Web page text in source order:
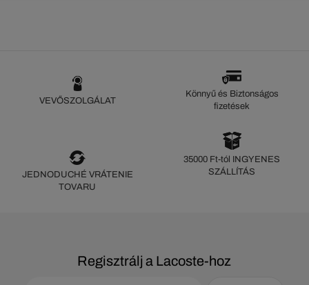
VEVŐSZOLGÁLAT
Könnyű és Biztonságos
fizetések
JEDNODUCHÉ VRÁTENIE
TOVARU
35000 Ft-tól INGYENES
SZÁLLÍTÁS
Regisztrálj a Lacoste-hoz